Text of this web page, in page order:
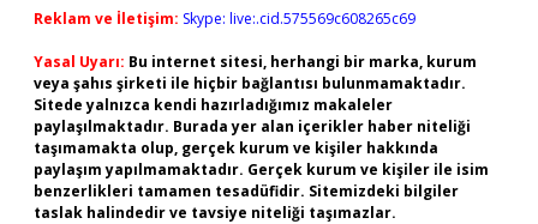
Reklam ve İletişim: Skype: live:.cid.575569c608265c69
Yasal Uyarı: Bu internet sitesi, herhangi bir marka, kurum
veya şahıs şirketi ile hiçbir bağlantısı bulunmamaktadır.
Sitede yalnızca kendi hazırladığımız makaleler
paylaşılmaktadır. Burada yer alan içerikler haber niteliği
taşımamakta olup, gerçek kurum ve kişiler hakkında
paylaşım yapılmamaktadır. Gerçek kurum ve kişiler ile isim
benzerlikleri tamamen tesadüfidir. Sitemizdeki bilgiler
taslak halindedir ve tavsiye niteliği taşımazlar.